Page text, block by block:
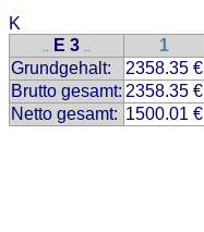
K
.. E 3 .. 1
Grundgehalt:
2358.35 €
Brutto gesamt: 2358.35 €
Netto gesamt: 1500.01 €